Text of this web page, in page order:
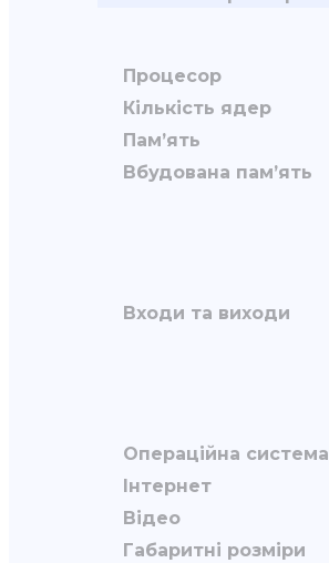
Процесор
Кількість ядер
Пам’ять
Вбудована пам’ять
Входи та виходи
Операційна система
Інтернет
Відео
Габаритні розміри